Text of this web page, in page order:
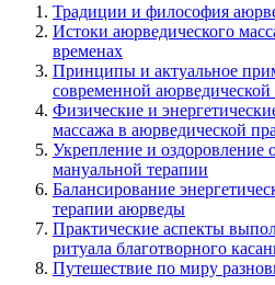
Традиции и философия
Истоки аюрведического
временах
Принципы и актуальное
современной аюрведической
Физические и
массажа в аюрведической
Укрепление и оздоровление
мануальной терапии
Балансирование
терапии аюрведы
Практические аспекты
ритуала благотворного
Путешествие по миру